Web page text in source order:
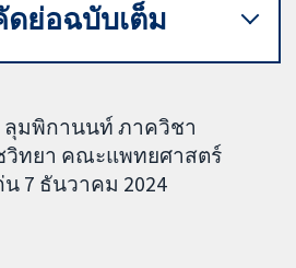
ย่อฉบับเต็ม
ลุมพิกานนท์ ภาควิชา
วิทยา คณะแพทยศาสตร์
7 ธันวาคม 2024